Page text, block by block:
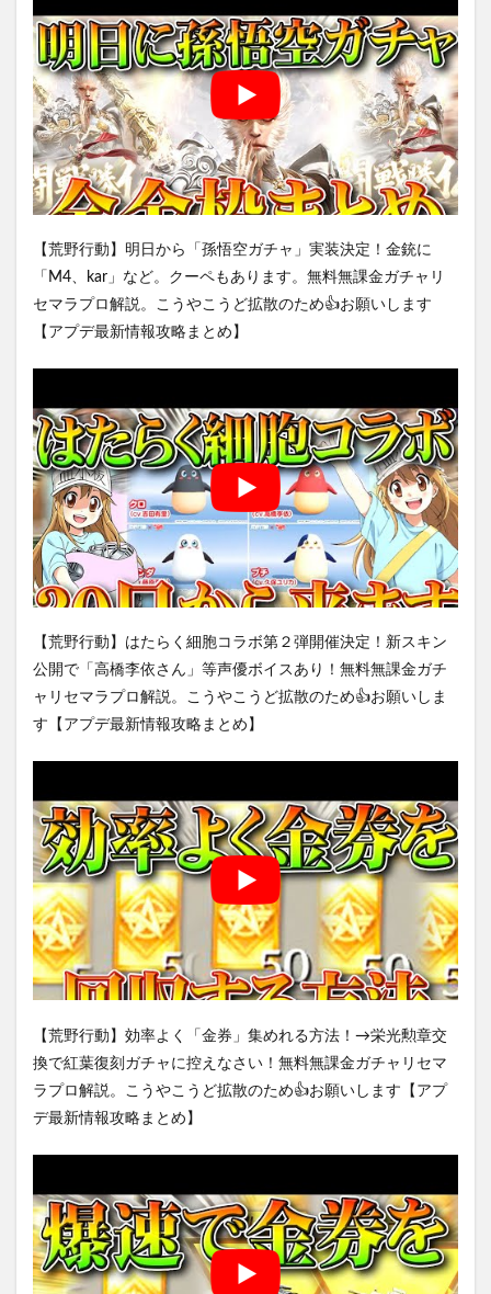
【荒野行動】明日から「孫悟空ガチャ」実装決定！金銃に
「M4、kar」など。クーペもあります。無料無課金ガチャリ
セマラプロ解説。こうやこうど拡散のため👍お願いします
【アプデ最新情報攻略まとめ】
【荒野行動】はたらく細胞コラボ第２弾開催決定！新スキン
公開で「高橋李依さん」等声優ボイスあり！無料無課金ガチ
ャリセマラプロ解説。こうやこうど拡散のため👍お願いしま
す【アプデ最新情報攻略まとめ】
【荒野行動】効率よく「金券」集めれる方法！→栄光勲章交
換で紅葉復刻ガチャに控えなさい！無料無課金ガチャリセマ
ラプロ解説。こうやこうど拡散のため👍お願いします【アプ
デ最新情報攻略まとめ】